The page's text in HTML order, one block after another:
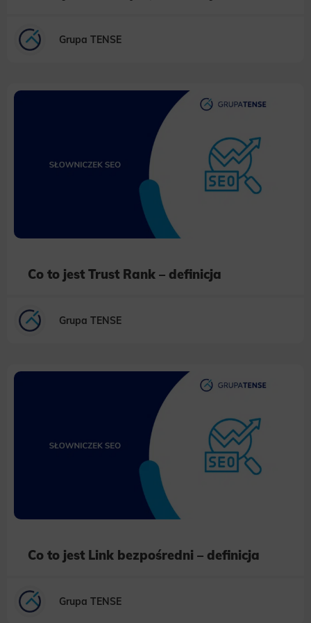
Grupa TENSE
Co to jest Trust Rank – definicja
Grupa TENSE
Co to jest Link bezpośredni – definicja
Grupa TENSE